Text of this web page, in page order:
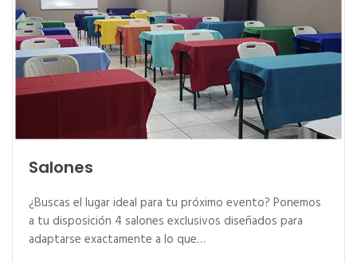
Salones
¿Buscas el lugar ideal para tu próximo evento? Ponemos
a tu disposición 4 salones exclusivos diseñados para
adaptarse exactamente a lo que…